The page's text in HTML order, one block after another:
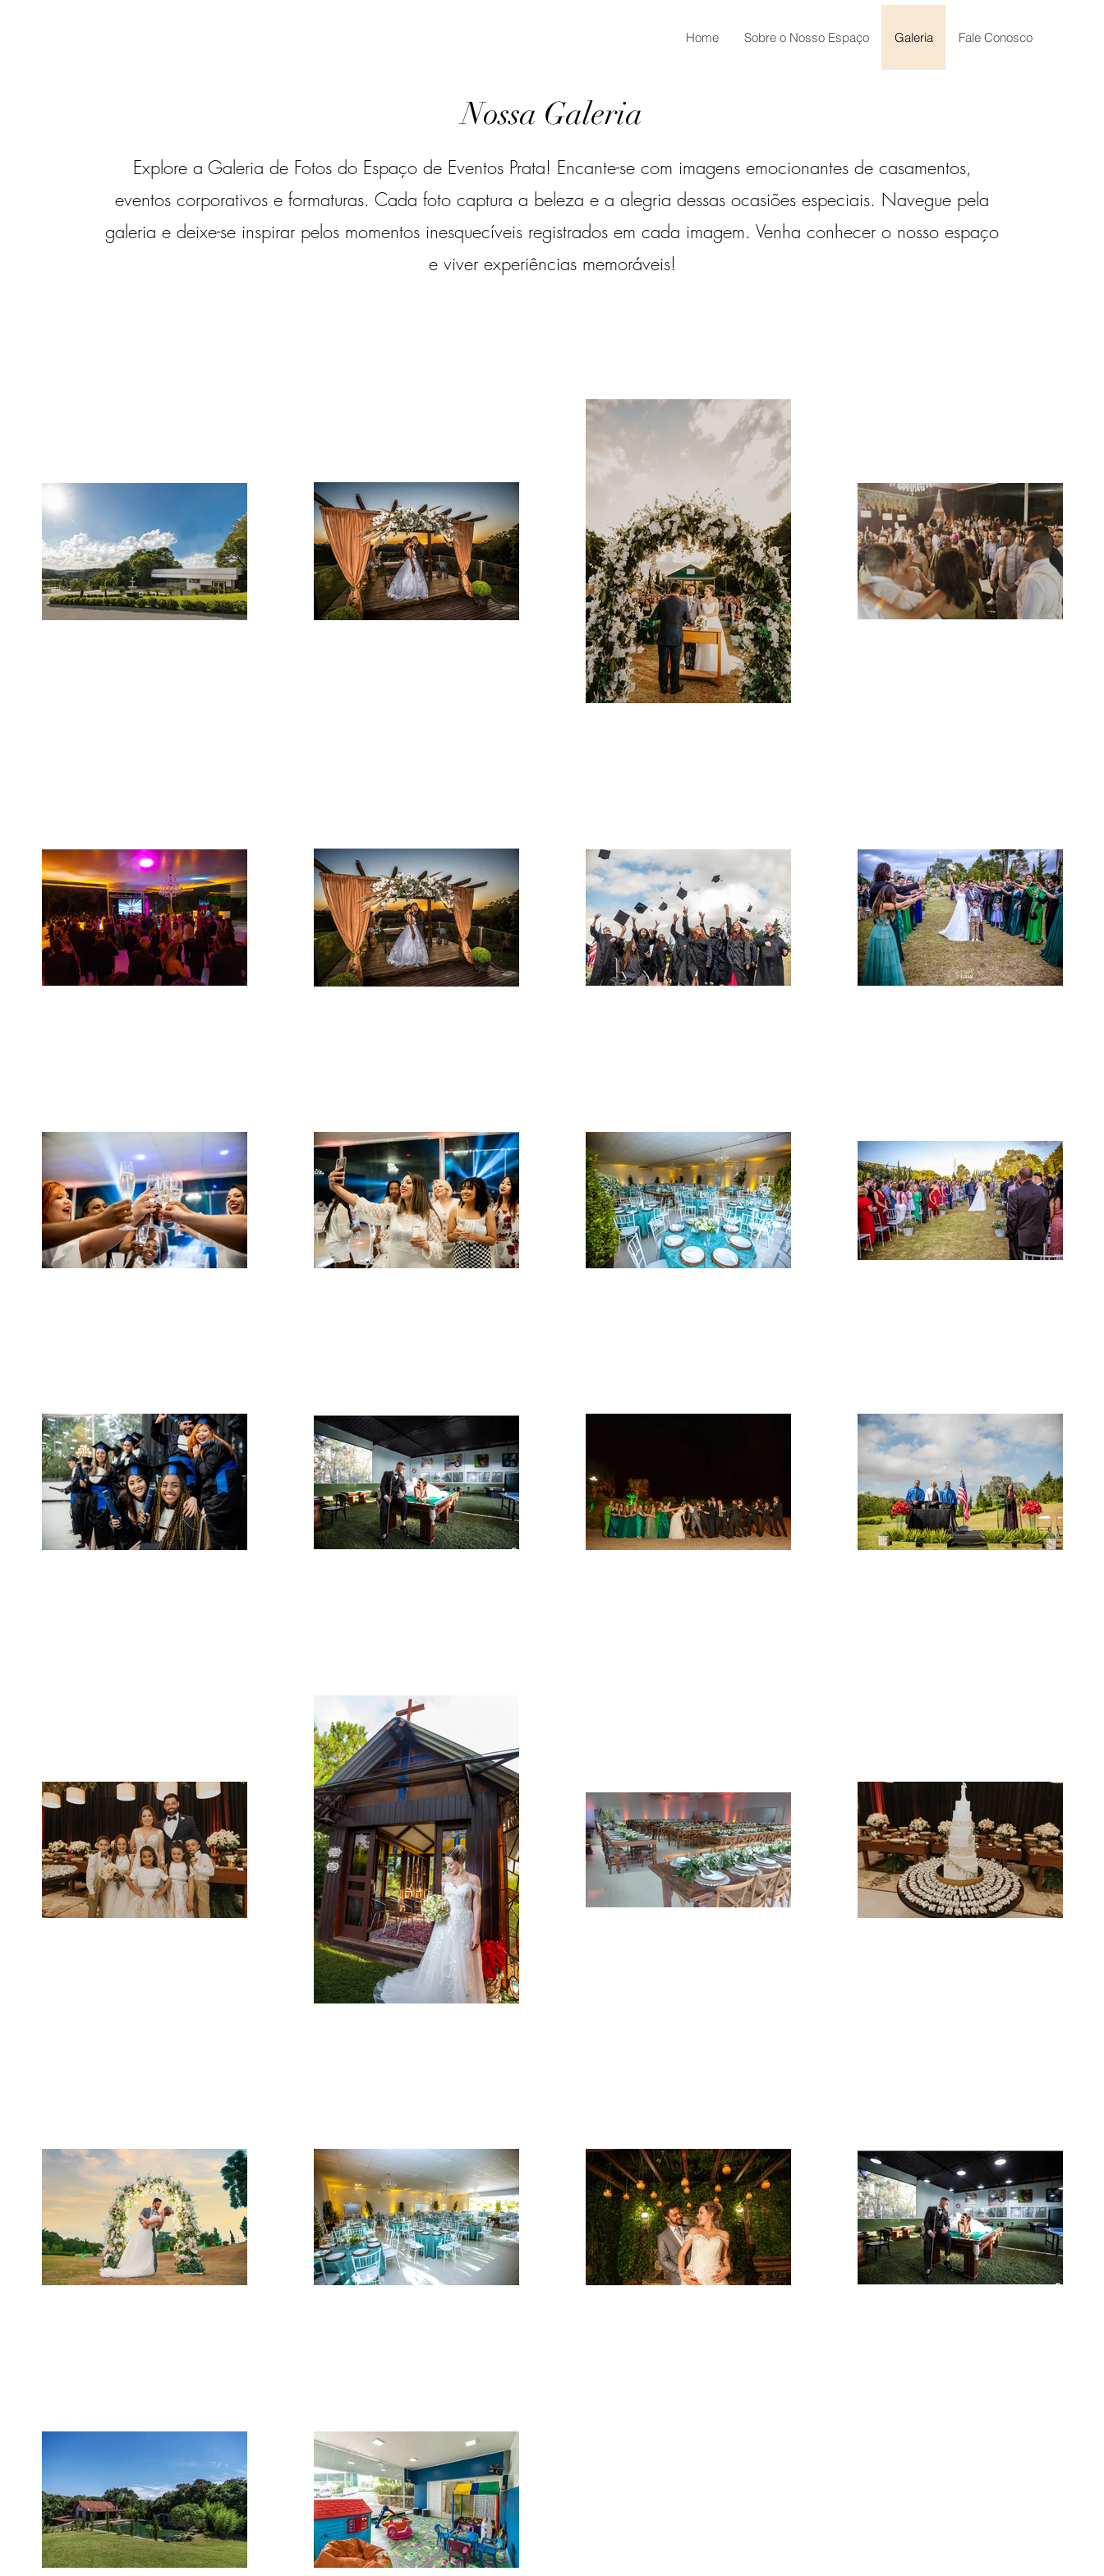
Home Sobre o Nosso Espaço Galeria Fale Conosco
Nossa Galeria
Explore a Galeria de Fotos do Espaço de Eventos Prata! Encante-se com imagens emocionantes de casamentos,
eventos corporativos e formaturas. Cada foto captura a beleza e a alegria dessas ocasiões especiais. Navegue pela
galeria e deixe-se inspirar pelos momentos inesquecíveis registrados em cada imagem. Venha conhecer o nosso espaço
e viver experiências memoráveis!